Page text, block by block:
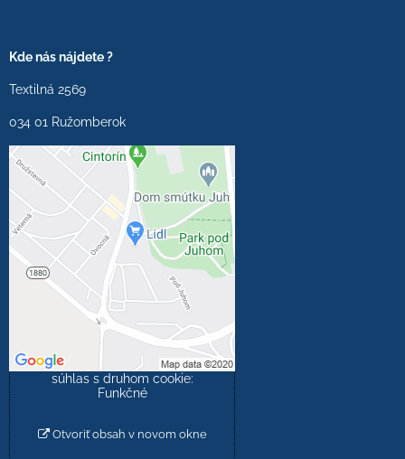
Kde nás nájdete ?
Textilná 2569
034 01 Ružomberok
Externý obsah je
blokovaný Voľbami
súkromia
Prajete si načítať externý
obsah?
Povoliť tentokrát
Povoliť a zapamätať -
súhlas s druhom cookie:
Funkčné
Otvoriť obsah v novom okne